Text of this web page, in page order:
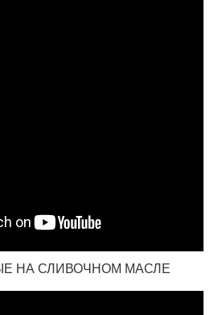
НА СЛИВОЧНОМ МАСЛЕ